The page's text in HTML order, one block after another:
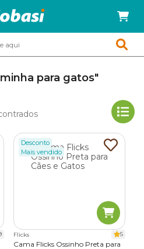
para gatos"
Desconto
Mais vendido
Flicks 5
Cama Flicks Ossinho Preta para